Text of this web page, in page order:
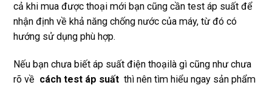
cả khi mua được thoại mới bạn cũng cần test áp suất để
nhận định về khả năng chống nước của máy, từ đó có
hướng sử dụng phù hợp.
Nếu bạn chưa biết áp suất điện thoạilà gì cũng như chưa
rõ về cách test áp suất thì nên tìm hiểu ngay sản phẩm